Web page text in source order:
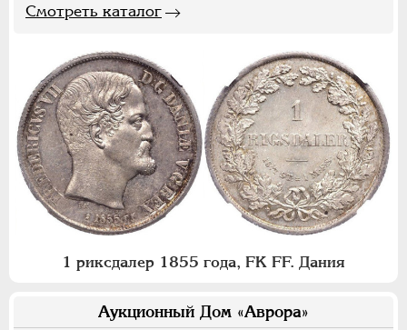
Смотреть каталог
1 риксдалер 1855 года, FK FF. Дания
Аукционный Дом «Аврора»